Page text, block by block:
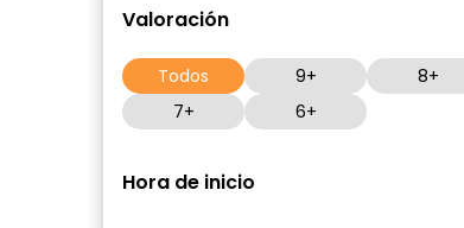
Valoración
Todos 9+
8+
7+
6+
Hora de inicio